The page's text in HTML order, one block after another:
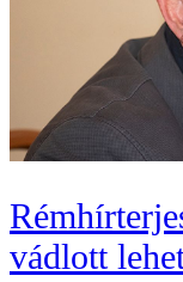
vádlott